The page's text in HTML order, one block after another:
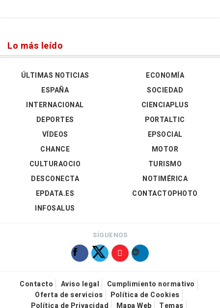
Lo más leído
ÚLTIMAS NOTICIAS
ESPAÑA
INTERNACIONAL
DEPORTES
VÍDEOS
ECONOMÍA
SOCIEDAD
CIENCIAPLUS
PORTALTIC
EPSOCIAL
CHANCE
CULTURAOCIO
DESCONECTA
EPDATA.ES
INFOSALUS
MOTOR
TURISMO
NOTIMÉRICA
CONTACTOPHOTO
SÍGUENOS
Contacto Aviso legal
Cumplimiento normativo
Oferta de servicios
Política de Cookies
Política de Privacidad
Mapa Web Temas